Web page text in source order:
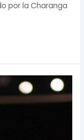
por la Charanga